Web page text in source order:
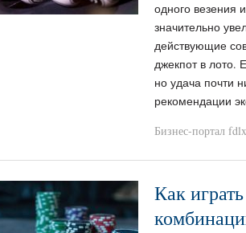
одного везения
значительно
действующие
джекпот в лото.
но удача почти
рекомендации
Бизнес-портал
Как